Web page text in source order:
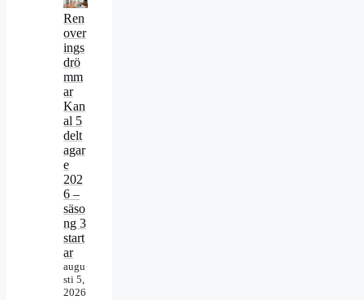
Ren
over
ings
drö
mm
ar
Kan
al 5
delt
agar
e
202
6 –
säso
ng 3
start
ar
augu
sti 5,
2026